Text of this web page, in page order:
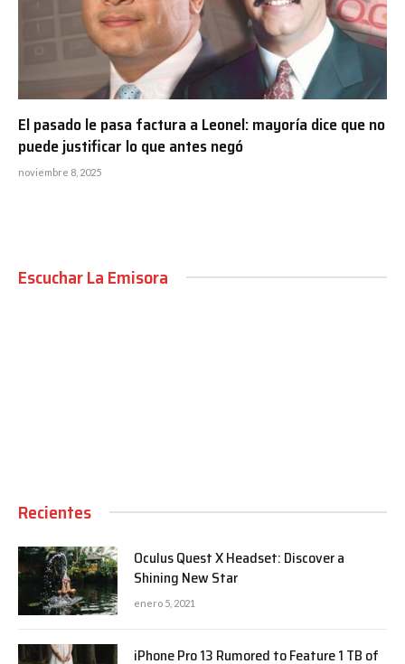
El pasado le pasa factura a Leonel: mayoría dice que no
puede justificar lo que antes negó
noviembre 8, 2025
Escuchar La Emisora
Recientes
Oculus Quest X Headset: Discover a
Shining New Star
enero 5, 2021
iPhone Pro 13 Rumored to Feature 1 TB of